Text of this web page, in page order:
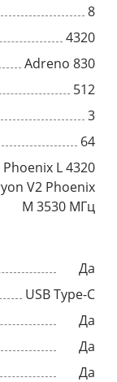
8
4320
Adreno 830
512
3
64
L 4320
V2 Phoenix
M 3530 МГц
Да
USB Type-C
Да
Да
Да